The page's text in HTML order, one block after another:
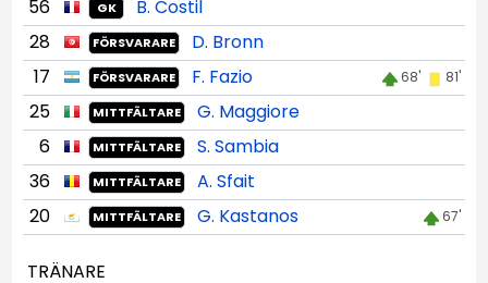
56
GK
B. Costil
28
FÖRSVARARE
D. Bronn
17
FÖRSVARARE F. Fazio 68' 81'
25 MITTFÄLTARE
G. Maggiore
6
MITTFÄLTARE
S. Sambia
36
MITTFÄLTARE
A. Sfait
20
MITTFÄLTARE G. Kastanos 67'
TRÄNARE